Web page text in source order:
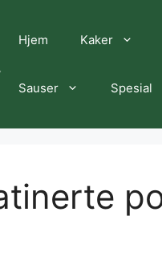
Hjem Kaker
Sauser Spesial